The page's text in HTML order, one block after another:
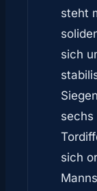
steht
sich
sechs
sich